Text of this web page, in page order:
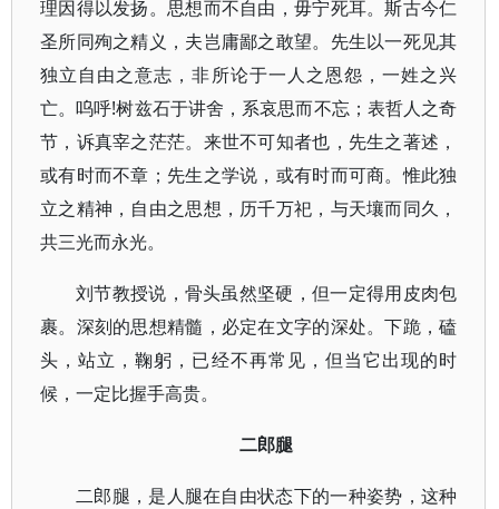
理因得以发扬。思想而不自由，毋宁死耳。斯古今仁
圣所同殉之精义，夫岂庸鄙之敢望。先生以一死见其
独立自由之意志，非所论于一人之恩怨，一姓之兴
亡。呜呼!树兹石于讲舍，系哀思而不忘；表哲人之奇
节，诉真宰之茫茫。来世不可知者也，先生之著述，
或有时而不章；先生之学说，或有时而可商。惟此独
立之精神，自由之思想，历千万祀，与天壤而同久，
共三光而永光。
刘节教授说，骨头虽然坚硬，但一定得用皮肉包
裹。深刻的思想精髓，必定在文字的深处。下跪，磕
头，站立，鞠躬，已经不再常见，但当它出现的时
候，一定比握手高贵。
二郎腿
二郎腿，是人腿在自由状态下的一种姿势，这种